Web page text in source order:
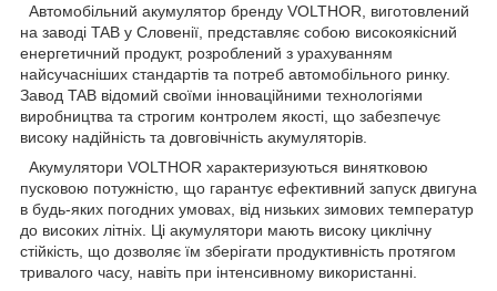
Автомобільний акумулятор бренду VOLTHOR, виготовлений
на заводі TAB у Словенії, представляє собою високоякісний
енергетичний продукт, розроблений з урахуванням
найсучасніших стандартів та потреб автомобільного ринку.
Завод TAB відомий своїми інноваційними технологіями
виробництва та строгим контролем якості, що забезпечує
високу надійність та довговічність акумуляторів.
Акумулятори VOLTHOR характеризуються винятковою
пусковою потужністю, що гарантує ефективний запуск двигуна
в будь-яких погодних умовах, від низьких зимових температур
до високих літніх. Ці акумулятори мають високу циклічну
стійкість, що дозволяє їм зберігати продуктивність протягом
тривалого часу, навіть при інтенсивному використанні.